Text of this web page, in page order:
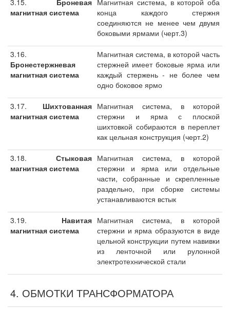
3.15.
Броневая
магнитная система
Магнитная система, в которой оба
конца каждого стержня
соединяются не менее чем двумя
боковыми ярмами (черт.3)
3.16.
Бронестержневая
магнитная система
Магнитная система, в которой часть
стержней имеет боковые ярма или
каждый стержень - не более чем
одно боковое ярмо
3.17. Шихтованная
магнитная система
Магнитная система, в которой
стержни и ярма с плоской
шихтовкой собираются в переплет
как цельная конструкция (черт.2)
3.18. Стыковая
магнитная система
Магнитная система, в которой
стержни и ярма или отдельные
части, собранные и скрепленные
раздельно, при сборке системы
устанавливаются встык
3.19. Навитая
магнитная система
Магнитная система, в которой
стержни и ярма образуются в виде
цельной конструкции путем навивки
из ленточной или рулонной
электротехнической стали
4. ОБМОТКИ ТРАНСФОРМАТОРА